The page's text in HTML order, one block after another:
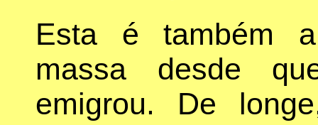
Esta é também
massa desde
emigrou. De